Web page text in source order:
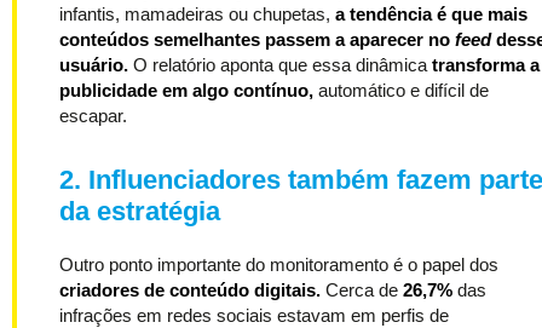
infantis, mamadeiras ou chupetas, a tendência é que mais
conteúdos semelhantes passem a aparecer no feed
usuário. O relatório aponta que essa dinâmica transforma a
publicidade em algo contínuo, automático e difícil de
escapar.
2. Influenciadores também fazem parte
da estratégia
Outro ponto importante do monitoramento é o papel dos
criadores de conteúdo digitais. Cerca de 26,7% das
infrações em redes sociais estavam em perfis de